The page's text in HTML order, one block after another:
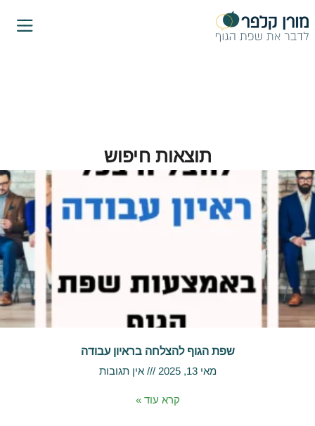
לתוכן
תוצאות חיפוש
שפת הגוף להצלחה בראיון עבודה
מאי 13, 2025
אין תגובות
קרא עוד »